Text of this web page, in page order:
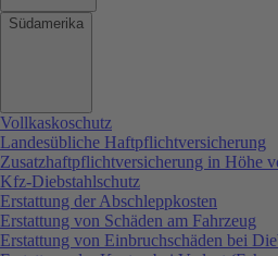
Südamerika
Vollkaskoschutz
Landesübliche Haftpflichtversicherung
Zusatzhaftpflichtversicherung in Höhe
Kfz-Diebstahlschutz
Erstattung der Abschleppkosten
Erstattung von Schäden am Fahrzeug
Erstattung von Einbruchschäden bei